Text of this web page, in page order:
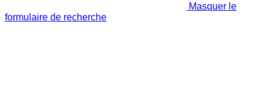
Masquer le
formulaire de recherche